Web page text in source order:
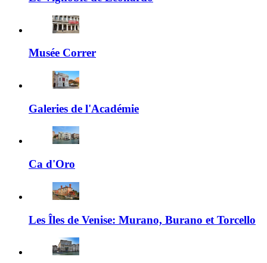
Musée Correr
Galeries de l'Académie
Ca d'Oro
Les Îles de Venise: Murano, Burano et Torcello